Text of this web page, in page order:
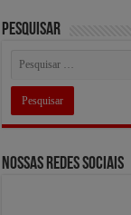
Pesquisar
Nossas Redes Sociais